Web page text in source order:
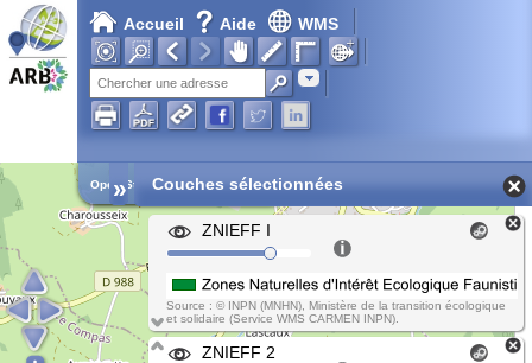
Accueil Aide WMS
Adresse
Chargement en cours...
Open Street Map
» Couches sélectionnées
ZNIEFF I
Source : © INPN (MNHN), Ministère de la transition écologique
et solidaire (Service WMS CARMEN INPN).
ZNIEFF 2